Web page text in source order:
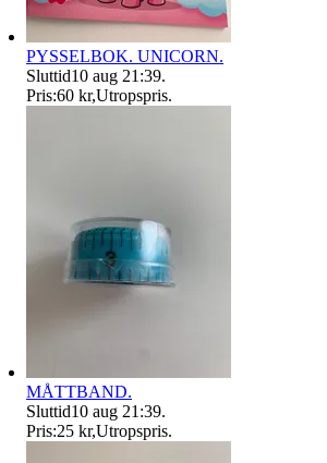
PYSSELBOK. UNICORN.
Sluttid10 aug 21:39.
Pris:60 kr,Utropspris.
MÅTTBAND.
Sluttid10 aug 21:39.
Pris:25 kr,Utropspris.